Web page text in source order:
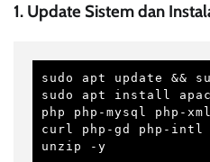
1. Update Sistem dan
sudo apt update &&
sudo apt install
php php-mysql php-
curl php-gd php-intl
unzip -y